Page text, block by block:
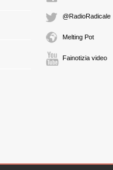
@RadioRadicale
Melting Pot
Fainotizia video